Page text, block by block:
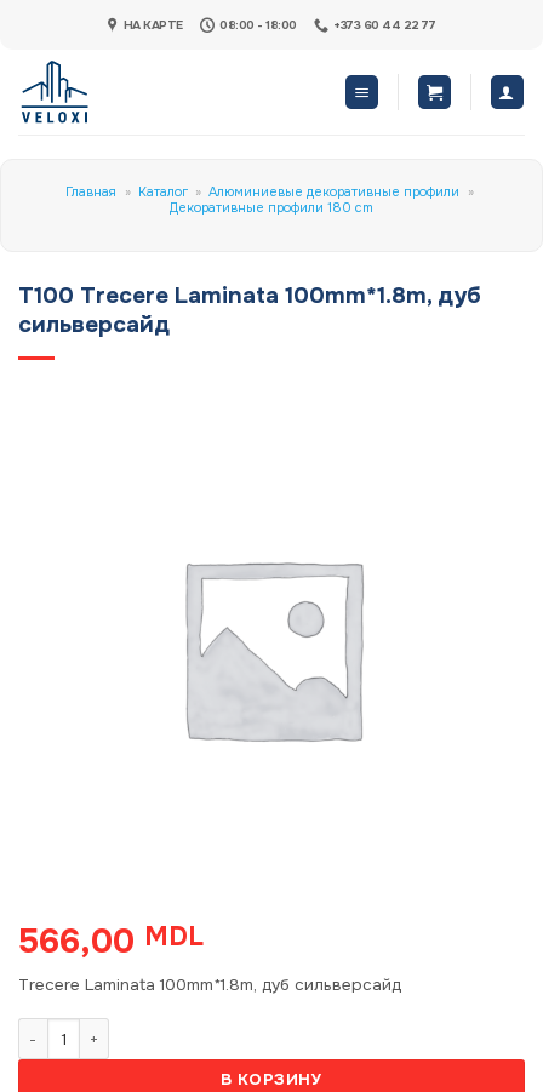
content
НА КАРТЕ 08:00 - 18:00 +373 60 44 22 77
Главная » Каталог » Алюминиевые декоративные профили
»
Декоративные профили 180 cm
T100 Trecere Laminata 100mm*1.8m, дуб
сильверсайд
566,00 MDL
Trecere Laminata 100mm*1.8m, дуб сильверсайд
В КОРЗИНУ